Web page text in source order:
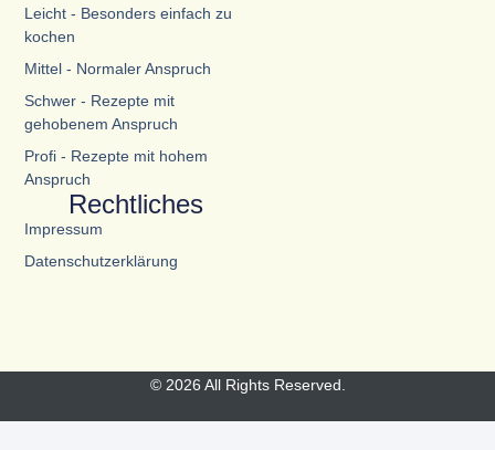
Leicht - Besonders einfach zu
kochen
Mittel - Normaler Anspruch
Schwer - Rezepte mit
gehobenem Anspruch
Profi - Rezepte mit hohem
Anspruch
Rechtliches
Impressum
Datenschutzerklärung
© 2026 All Rights Reserved.